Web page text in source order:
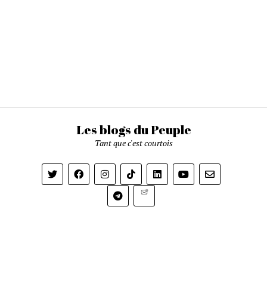
Les blogs du Peuple
Tant que c'est courtois